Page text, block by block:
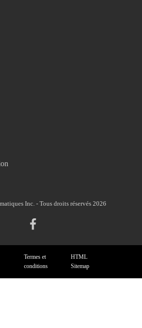
Inc. - Tous droits réservés 2026
Termes et
conditions
HTML
Sitemap